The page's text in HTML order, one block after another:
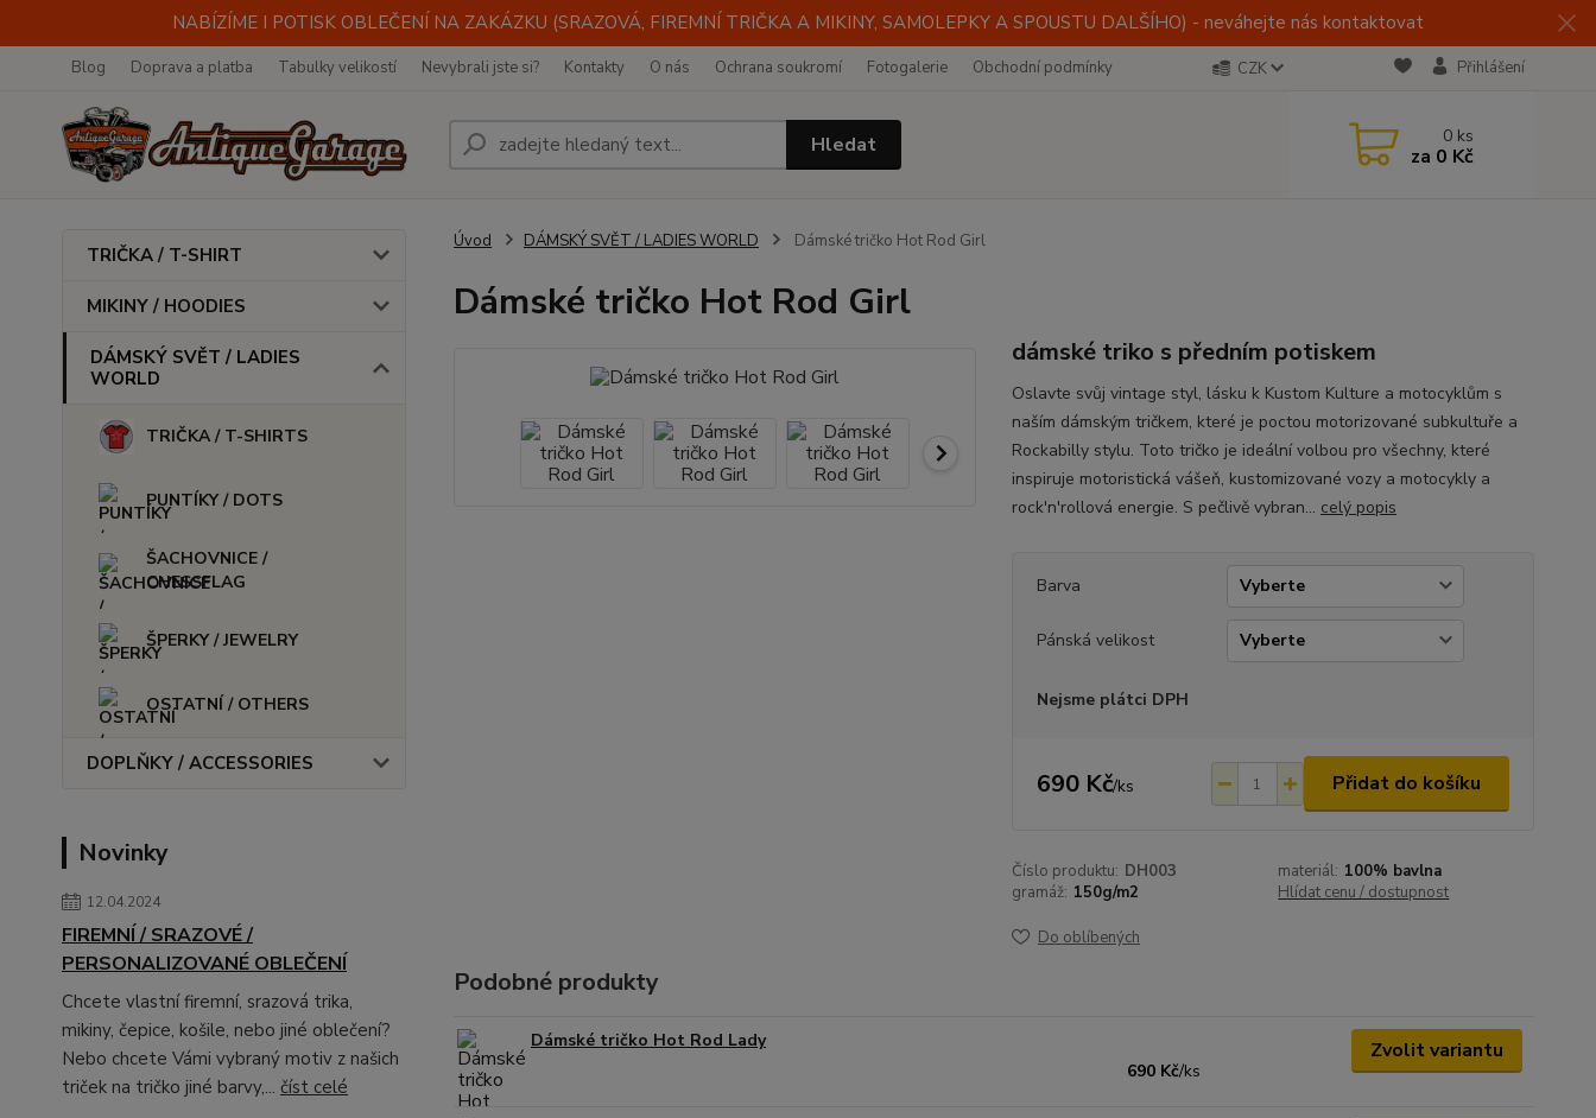
NABÍZÍME I POTISK OBLEČENÍ NA ZAKÁZKU (SRAZOVÁ, FIREMNÍ TRIČKA A MIKINY, SAMOLEPKY A SPOUSTU DALŠÍHO) - neváhejte nás kontaktovat
Blog Doprava a platba Tabulky velikostí Nevybrali jste si? Kontakty O nás Ochrana soukromí Fotogalerie Obchodní podmínky CZK Přihlášení
Hledat 0 ks
za 0 Kč
TRIČKA / T-SHIRT
MIKINY / HOODIES
DÁMSKÝ SVĚT / LADIES
WORLD
TRIČKA / T-SHIRTS
PUNTÍKY / DOTS
ŠACHOVNICE /
CHESSFLAG
ŠPERKY / JEWELRY
OSTATNÍ / OTHERS
DOPLŇKY / ACCESSORIES
Novinky
12.04.2024
FIREMNÍ / SRAZOVÉ /
PERSONALIZOVANÉ OBLEČENÍ
Chcete vlastní firemní, srazová trika,
mikiny, čepice, košile, nebo jiné oblečení?
Nebo chcete Vámi vybraný motiv z našich
triček na tričko jiné barvy,... číst celé
Úvod DÁMSKÝ SVĚT / LADIES WORLD Dámské tričko Hot Rod Girl
Dámské tričko Hot Rod Girl
dámské triko s předním potiskem
Oslavte svůj vintage styl, lásku k Kustom Kulture a motocyklům s
naším dámským tričkem, které je poctou motorizované subkultuře a
Rockabilly stylu. Toto tričko je ideální volbou pro všechny, které
inspiruje motoristická vášeň, kustomizované vozy a motocykly a
rock'n'rollová energie. S pečlivě vybran... celý popis
Barva
Pánská velikost
Nejsme plátci DPH
690 Kč/ks Přidat do košíku
Číslo produktu: DH003 materiál: 100% bavlna
gramáž: 150g/m2 Hlídat cenu / dostupnost
Do oblíbených
Podobné produkty
Dámské tričko Hot Rod Lady
690 Kč/ks
Zvolit variantu